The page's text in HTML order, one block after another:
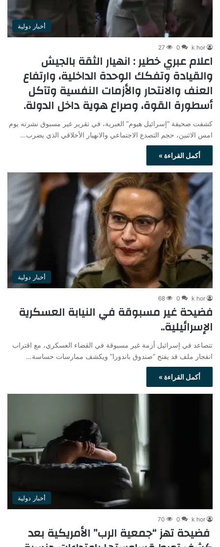
أخبار دولية
k hor
0
27
اعلام عبري خطير : انهيار الثقة بالجيش
والقيادة وتفكك الوحدة الداخلية، وارتفاع
العنف والانتحار والأزمات النفسية وتآكل
أسطورة القوة، وصراع هوية داخل الدولة.
كشفت صحيفة “إسرائيل هيوم” العبرية، في تقرير غير مسبوق نشرته يوم
امس الاثنين، حجم التصدع الاجتماعي والانهيار الأخلاقي الذي يضرب…
أكمل القراءة »
أخبار دولية
k hor
0
68
فضيحة غير مسبوقة في النيابة العسكرية
الإسرائيلية..
تتصاعد في إسرائيل أزمة غير مسبوقة في القضاء العسكري، مع اقتراب
انفجار ملف قد يفتح “صندوق باندورا” ويكشف ممارسات حساسة…
أكمل القراءة »
أخبار دولية
k hor
0
70
فضيحة تهز “جمعية الرب” الأمريكية بعد